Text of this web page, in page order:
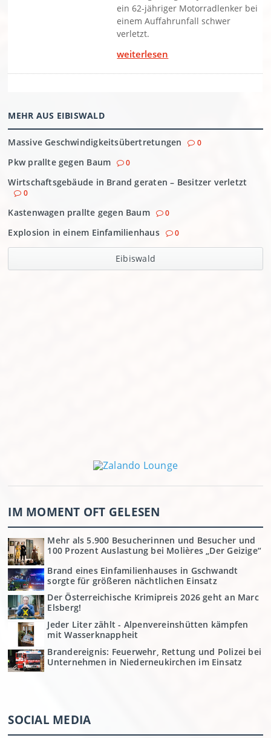
MEHR AUS EIBISWALD
Massive Geschwindigkeitsübertretungen 0
Pkw prallte gegen Baum 0
Wirtschaftsgebäude in Brand geraten – Besitzer verletzt
0
Kastenwagen prallte gegen Baum 0
Explosion in einem Einfamilienhaus 0
Eibiswald
IM MOMENT OFT GELESEN
Mehr als 5.900 Besucherinnen und Besucher und
100 Prozent Auslastung bei Molières „Der Geizige“
Brand eines Einfamilienhauses in Gschwandt
sorgte für größeren nächtlichen Einsatz
Der Österreichische Krimipreis 2026 geht an Marc
Elsberg!
Jeder Liter zählt - Alpenvereinshütten kämpfen
mit Wasserknappheit
Brandereignis: Feuerwehr, Rettung und Polizei bei
Unternehmen in Niederneukirchen im Einsatz
SOCIAL MEDIA